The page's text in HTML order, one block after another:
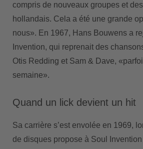
compris de nouveaux groupes et
hollandais. Cela a été une grande
nous». En 1967, Hans Bouwens a
Invention, qui reprenait des
Otis Redding et Sam & Dave,
semaine».
Quand un lick devient un hit
Sa carrière s’est envolée en 1969,
de disques propose à Soul Invention